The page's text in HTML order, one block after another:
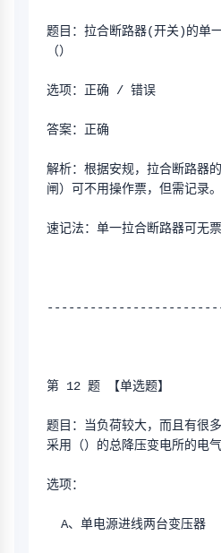
题目：拉合断路器(开关)的单
（）
选项：正确 / 错误
答案：正确
解析：根据安规，拉合断路器
闸）可不用操作票，但需记录。
速记法：单一拉合断路器可无票
第 12 题 【单选题】
题目：当负荷较大，而且有很
采用（）的总降压变电所的电气
选项：
  A、单电源进线两台变压器